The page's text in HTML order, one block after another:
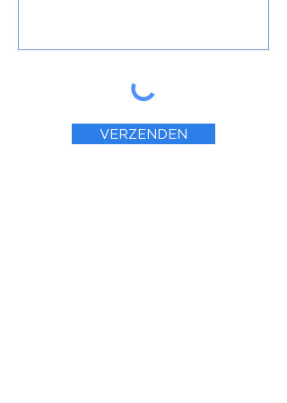
VERZENDEN